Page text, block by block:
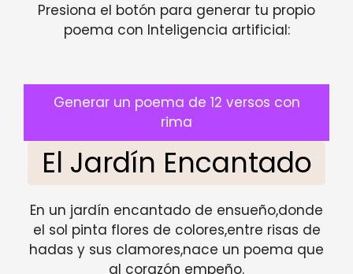
Presiona el botón para generar tu propio
poema con Inteligencia artificial:
Generar un poema de 12 versos con
rima
El Jardín Encantado
En un jardín encantado de ensueño,donde
el sol pinta flores de colores,entre risas de
hadas y sus clamores,nace un poema que
al corazón empeño.